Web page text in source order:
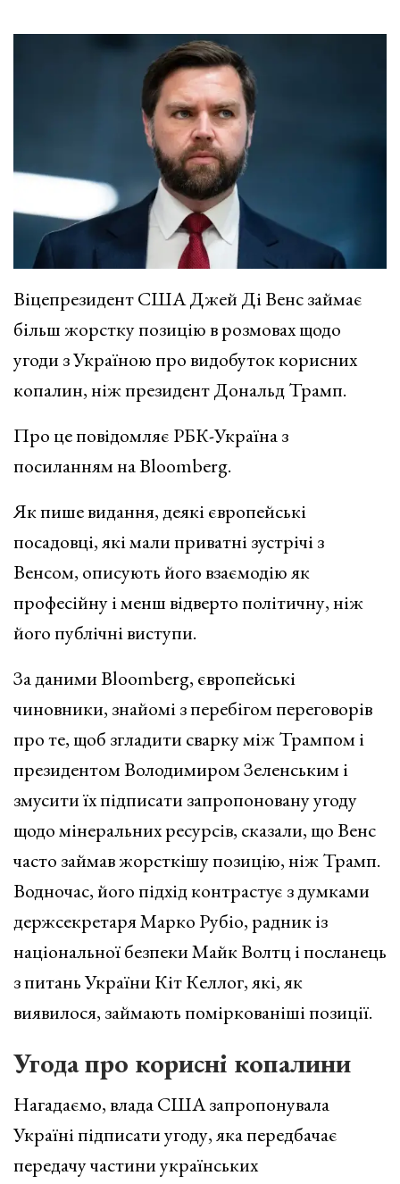
Віцепрезидент США Джей Ді Венс займає
більш жорстку позицію в розмовах щодо
угоди зУкраїною про видобуток корисних
копалин, ніж президент Дональд Трамп.
Про це повідомляє РБК-Україна з
посиланням на Bloomberg.
Як пише видання, деякі європейські
посадовці, які мали приватні зустрічі з
Венсом, описують його взаємодію як
професійну і менш відверто політичну, ніж
його публічні виступи.
За даними Bloomberg, європейські
чиновники, знайомі з перебігом переговорів
про те, щоб згладити сварку між Трампом і
президентом Володимиром Зеленським і
змусити їх підписати запропоновану угоду
щодо мінеральних ресурсів, сказали, що Венс
часто займав жорсткішу позицію, ніж Трамп.
Водночас, його підхід контрастує з думками
держсекретаря Марко Рубіо, радник із
національної безпеки Майк Волтц і посланець
з питань України Кіт Келлог, які, як
виявилося, займають поміркованіші позиції.
Угода про корисні копалини
Нагадаємо, влада США запропонувала
Україні підписати угоду, яка передбачає
передачу частини українських